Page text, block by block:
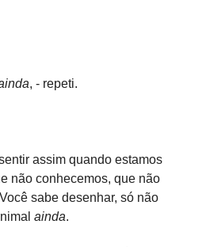
, - repeti.
assim quando estamos
não conhecemos, que não
sabe desenhar, só não
ainda.